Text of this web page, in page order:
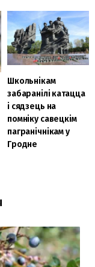
Школьнікам
забаранілі катацца
і сядзець на
помніку савецкім
пагранічнікам у
Гродне